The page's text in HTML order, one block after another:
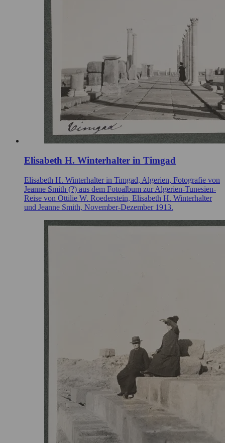
Elisabeth H. Winterhalter in Timgad
Elisabeth H. Winterhalter in Timgad, Algerien, Fotografie von
Jeanne Smith (?) aus dem Fotoalbum zur Algerien-Tunesien-
Reise von Ottilie W. Roederstein, Elisabeth H. Winterhalter
und Jeanne Smith, November-Dezember 1913.